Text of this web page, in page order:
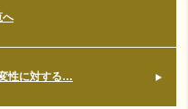
へ
性に対する…